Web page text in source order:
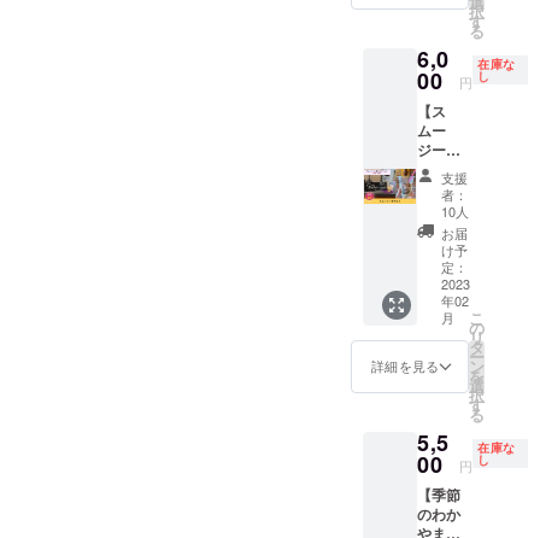
阪市平
野東1-
8-6
ざいま
※効果に
は個人
差があ
ります
ので予
めご了
承くだ
さい。
※有効期
限は、
2023年
2月～
2024年
1月まで
の1年間
です。
カラダ
いたわ
り堂
karada-
itawari.
hp.pera
ichi.co
m/ 商売
農場 〒
該当し
ん。 ※
効果に
は個人
差があ
ります
ので予
めご了
承くだ
さい。
※有効期
限は、
2023年
2月～
2024年
1月まで
の1年間
です。
ださ
い。 ※
掲載
は、1日
限定で
2023年
2月下旬
より順
次おこ
ないま
す。 ※
公開予
定は、
もなみ
にてお
知らせ
ファン
ディン
請と公
開 ※詳
細は
メール
にて調
整させ
ていた
だきま
す。 ※
有効期
間は、
2023年
2024年
2月まで
の1年間
なって
追加！
100サイ
ズに入
るフ
ルーツ
をお届
けいた
しま
す。 わ
たしが
選ぶフ
ルーツ
をお楽
しみく
ださ
い。季
ンにな
るかと
す。 お
礼の
蛮ラン
べよ
う！権
です。
営業の
お邪魔
になら
ないよ
うに、
平日が
ベスト
なぁー
と思い
つつ、
調整で
きれば
と思い
セージ
付きで
す。 ■
詳細 ・
日程：
択
す
る
6,0
00 円
在庫な
し
【ス
ムー
ジーチ
ケッ
ト】 カ
ラダい
たわり
堂キッ
チンで
使える
スムー
ジー回
数権で
す。
cafeRel
ier-ﾙﾘｴ-
ムー
ジーを
11杯分
飲んで
頂けま
支援
者：
10人
お届
け予
定：
2023
年02
月
詳細を見る
こ
の
リ
タ
ー
ン
を
選
択
す
る
5,5
00 円
在庫な
し
【季節
のわか
やまフ